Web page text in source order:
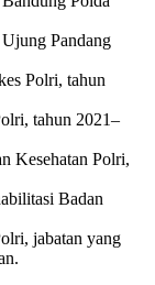
Pandang
Polri, tahun
tahun 2021–
Kesehatan Polri,
Badan
jabatan yang